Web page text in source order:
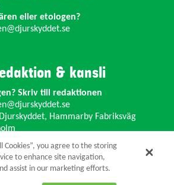
eller etologen?
& kansli
Skriv till redaktionen
Hammarby Fabriksväg
kansliet
E-post:
info@djurskyddet.se
Djurskyddet.
Cookies”, you agree to the storing
to enhance site navigation,
assist in our marketing efforts.